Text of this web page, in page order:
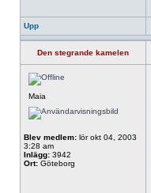
Upp
Den stegrande kamelen
Maia
Blev medlem: lör okt 04, 2003
3:28 am
Inlägg: 3942
Ort: Göteborg